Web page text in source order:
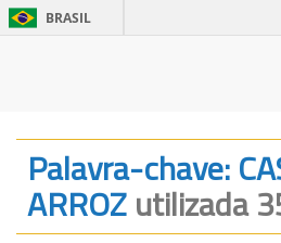
BRASIL
Palavra-chave:
ARROZutilizada